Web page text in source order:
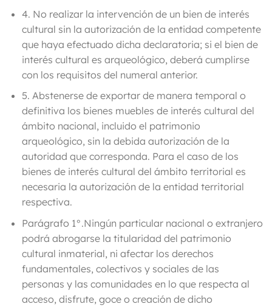
4. No realizar la intervención de un bien de interés
cultural sin la autorización de la entidad competente
que haya efectuado dicha declaratoria; si el bien de
interés cultural es arqueológico, deberá cumplirse
con los requisitos del numeral anterior.
5. Abstenerse de exportar de manera temporal o
definitiva los bienes muebles de interés cultural del
ámbito nacional, incluido el patrimonio
arqueológico, sin la debida autorización de la
autoridad que corresponda. Para el caso de los
bienes de interés cultural del ámbito territorial es
necesaria la autorización de la entidad territorial
respectiva.
Parágrafo 1°.Ningún particular nacional o extranjero
podrá abrogarse la titularidad del patrimonio
cultural inmaterial, ni afectar los derechos
fundamentales, colectivos y sociales de las
personas y las comunidades en lo que respecta al
acceso, disfrute, goce o creación de dicho